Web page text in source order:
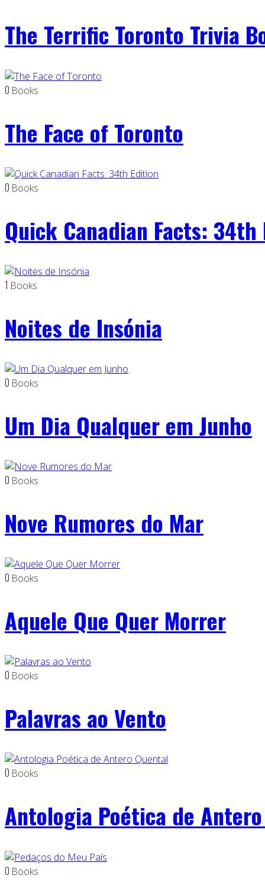
The Terrific Toronto Trivia
0 Books
The Face of Toronto
0 Books
Quick Canadian Facts:
1 Books
Noites de Insónia
0 Books
Um Dia Qualquer em Junho
0 Books
Nove Rumores do Mar
0 Books
Aquele Que Quer Morrer
0 Books
Palavras ao Vento
0 Books
Antologia Poética de
0 Books